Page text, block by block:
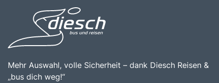
Mehr Auswahl, volle Sicherheit – dank Diesch Reisen &
„bus dich weg!“